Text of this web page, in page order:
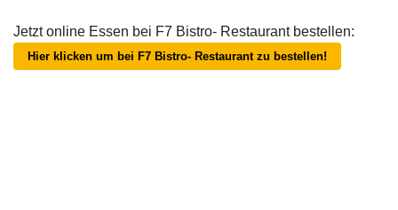
Jetzt online Essen bei F7 Bistro- Restaurant bestellen:
Hier klicken um bei F7 Bistro- Restaurant zu bestellen!